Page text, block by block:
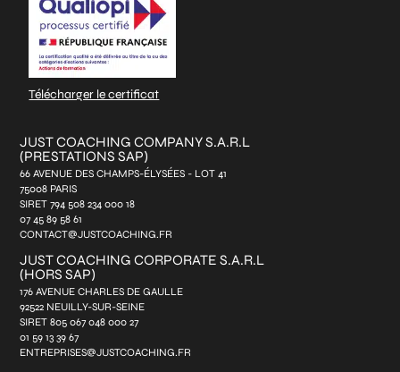
Télécharger le certificat
JUST COACHING COMPANY S.A.R.L
(PRESTATIONS SAP)
66 AVENUE DES CHAMPS-ÉLYSÉES - LOT 41
75008 PARIS
SIRET 794 508 234 000 18
07 45 89 58 61
CONTACT@JUSTCOACHING.FR
JUST COACHING CORPORATE S.A.R.L
(HORS SAP)
176 AVENUE CHARLES DE GAULLE
92522 NEUILLY-SUR-SEINE
SIRET 805 067 048 000 27
01 59 13 39 67
ENTREPRISES@JUSTCOACHING.FR